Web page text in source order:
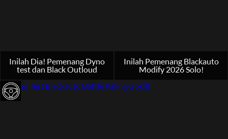
Inilah Dia! Pemenang Dyno
test dan Black Outloud
Inilah Pemenang Blackauto
Modify 2026 Solo!